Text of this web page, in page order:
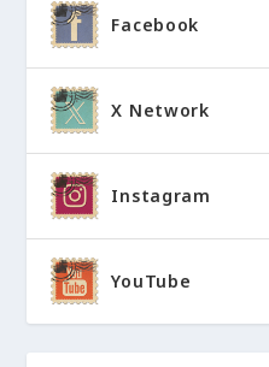
Facebook
X Network
Instagram
YouTube